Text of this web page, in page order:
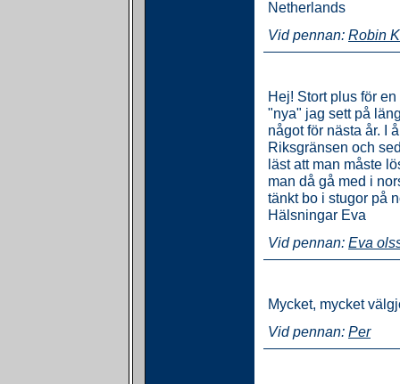
Netherlands
Vid pennan: Robin
Hej! Stort plus för
"nya" jag sett på
något för nästa år. I
Riksgränsen och
läst att man måste
man då gå med i
tänkt bo i stugor på
Hälsningar Eva
Vid pennan: Eva
Mycket, mycket
Vid pennan: Per